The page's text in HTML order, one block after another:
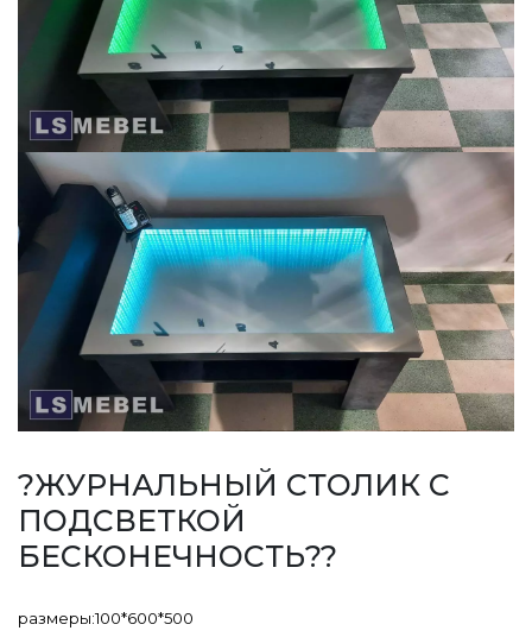
?ЖУРНАЛЬНЫЙ СТОЛИК С
ПОДСВЕТКОЙ
БЕСКОНЕЧНОСТЬ??
размеры:100*600*500